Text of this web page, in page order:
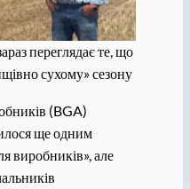
переглядає те, що
сухому» сезону
(BGA)
ще одним
виробників», але